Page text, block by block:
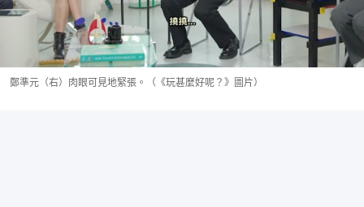
鄭準元（右）肉眼可見地緊張。（《玩甚麼好呢？》圖片）